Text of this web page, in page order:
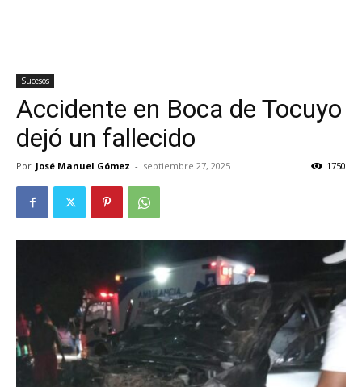
Sucesos
Accidente en Boca de Tocuyo
dejó un fallecido
Por José Manuel Gómez - septiembre 27, 2025 1750